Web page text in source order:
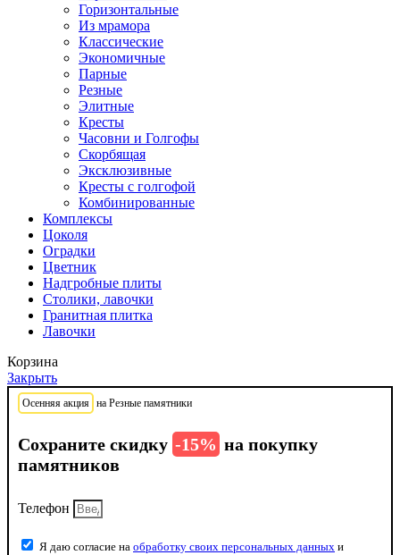
Горизонтальные
Из мрамора
Классические
Экономичные
Парные
Резные
Элитные
Кресты
Часовни и Голгофы
Скорбящая
Эксклюзивные
Кресты с голгофой
Комбинированные
Комплексы
Цоколя
Оградки
Цветник
Надгробные плиты
Столики, лавочки
Гранитная плитка
Лавочки
Корзина
Закрыть
Осенняя акция на Резные памятники
Сохраните скидку -15% на покупку
памятников
Телефон
Я даю согласие на обработку своих персональных данных и